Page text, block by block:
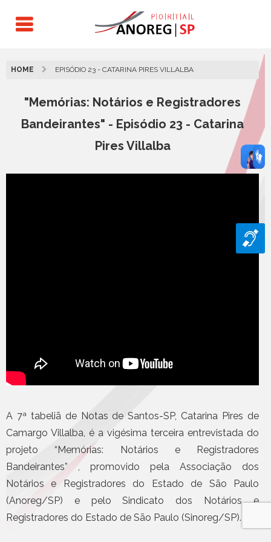
HOME EPISÓDIO 23 - CATARINA PIRES VILLALBA
"Memórias: Notários e Registradores
Bandeirantes" - Episódio 23 - Catarina
Pires Villalba
A 7ª tabeliã de Notas de Santos-SP, Catarina Pires de
Camargo Villalba, é a vigésima terceira entrevistada do
projeto “Memórias: Notários e Registradores
Bandeirantes” , promovido pela Associação dos
Notários e Registradores do Estado de São Paulo
(Anoreg/SP) e pelo Sindicato dos Notários e
Registradores do Estado de São Paulo (Sinoreg/SP).